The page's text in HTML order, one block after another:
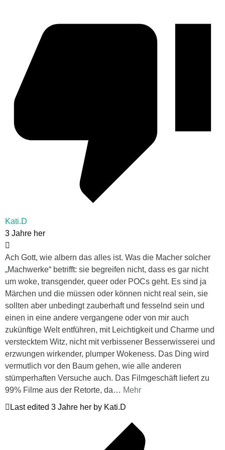
Kati.D
3 Jahre her
Ach Gott, wie albern das alles ist. Was die Macher solcher
„Machwerke“ betrifft: sie begreifen nicht, dass es gar nicht
um woke, transgender, queer oder POCs geht. Es sind ja
Märchen und die müssen oder können nicht real sein, sie
sollten aber unbedingt zauberhaft und fesselnd sein und
einen in eine andere vergangene oder von mir auch
zukünftige Welt entführen, mit Leichtigkeit und Charme und
verstecktem Witz, nicht mit verbissener Besserwisserei und
erzwungen wirkender, plumper Wokeness. Das Ding wird
vermutlich vor den Baum gehen, wie alle anderen
stümperhaften Versuche auch. Das Filmgeschäft liefert zu
99% Filme aus der Retorte, da… Mehr
Last edited 3 Jahre her by Kati.D